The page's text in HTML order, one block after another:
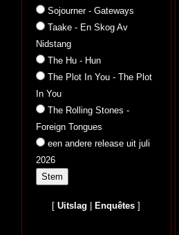
Sojourner - Gateways
Taake - En Skog Av
Nidstang
The Hu - Hun
The Plot In You - The Plot
In You
The Rolling Stones -
Foreign Tongues
een andere release uit juli
2026
[Uitslag Enquêtes ]